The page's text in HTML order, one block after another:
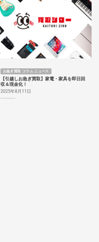
お急ぎ買取 コラム ニュース
【引越しお急ぎ買取】家電・家具を即日回
収＆現金化！
2025年8月11日